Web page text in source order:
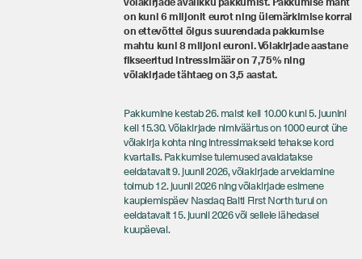
on kuni 6 miljonit eurot ning ülemärkimise korral
on ettevõttel õigus suurendada pakkumise
mahtu kuni 8 miljoni euroni. Võlakirjade aastane
fikseeritud intressimäär on 7,75% ning
võlakirjade tähtaeg on 3,5 aastat.
Pakkumine kestab 26. maist kell 10.00 kuni 5. juunini
kell 15.30. Võlakirjade nimiväärtus on 1000 eurot ühe
võlakirja kohta ning intressimakseid tehakse kord
kvartalis. Pakkumise tulemused avaldatakse
eeldatavalt 9. juunil 2026, võlakirjade arveldamine
toimub 12. juunil 2026 ning võlakirjade esimene
kauplemispäev Nasdaq Balti First North turul on
eeldatavalt 15. juunil 2026 või sellele lähedasel
kuupäeval.